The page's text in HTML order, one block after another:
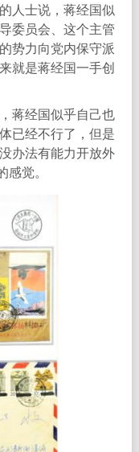
人士说，蒋经国似
委员会、这个主管
势力向党内保守派
就是蒋经国一手创
蒋经国似乎自己也
已经不行了，但是
办法有能力开放外
觉。